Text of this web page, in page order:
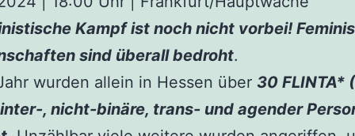
Kampf ist noch nicht vorbei!
sind überall bedroht.
wurden allein in Hessen über 30 FLINTA*
, nicht-binäre, trans- und agender